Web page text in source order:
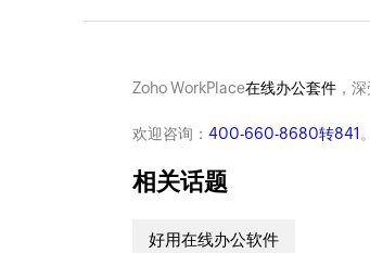
Zoho WorkPlace在线办公套件，深
欢迎咨询： 400-660-8680转841
相关话题
好用在线办公软件